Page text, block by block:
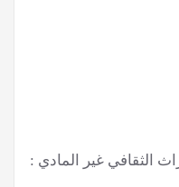
الثقافي غير المادي :